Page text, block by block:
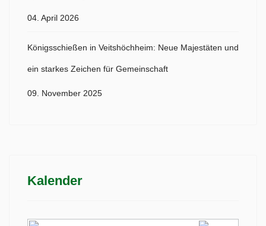
04. April 2026
Königsschießen in Veitshöchheim: Neue Majestäten und
ein starkes Zeichen für Gemeinschaft
09. November 2025
Kalender